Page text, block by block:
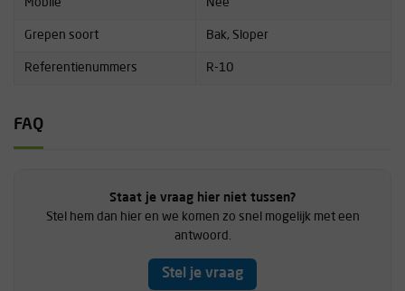
Mobile Nee
Grepen soort Bak, Sloper
Referentienummers R-10
FAQ
Staat je vraag hier niet tussen?
Stel hem dan hier en we komen zo snel mogelijk met een
antwoord.
Stel je vraag